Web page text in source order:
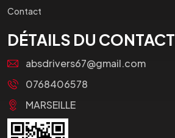
Contact
DÉTAILS DU CONTACT
absdrivers67@gmail.com
0768406578
MARSEILLE